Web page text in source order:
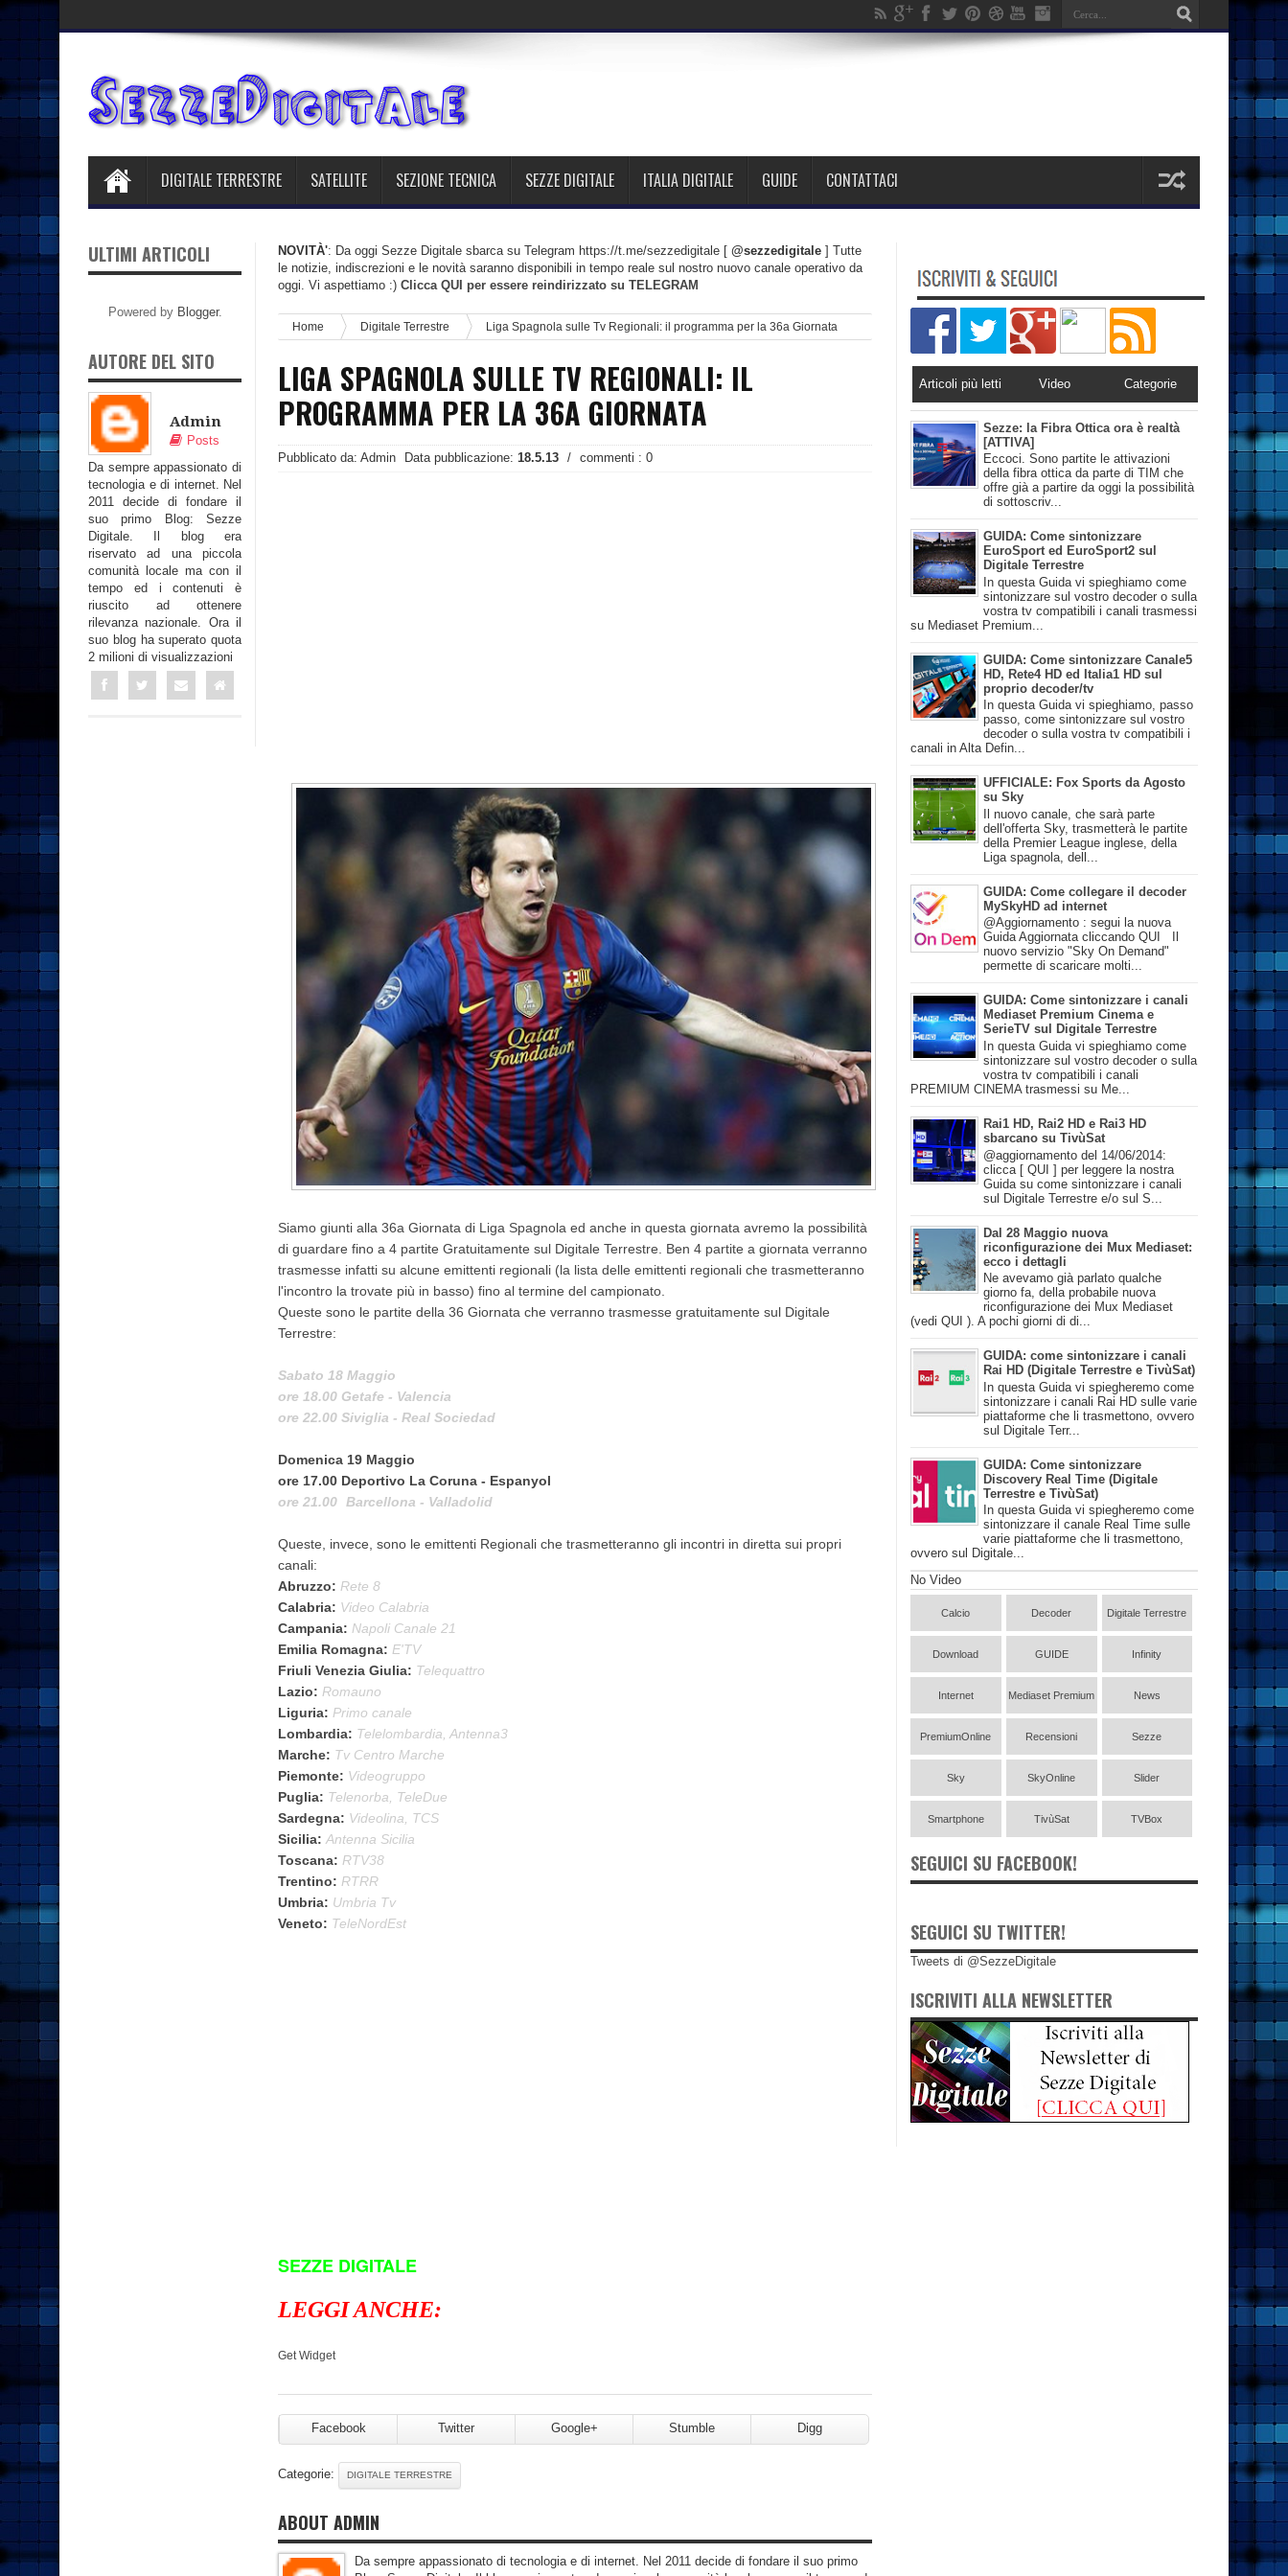
DIGITALE TERRESTRE SATELLITE SEZIONE TECNICA SEZZE DIGITALE ITALIA DIGITALE GUIDE CONTATTACI
ULTIMI ARTICOLI
Powered by Blogger.
AUTORE DEL SITO
Admin
Posts
Da sempre appassionato di
tecnologia e di internet. Nel
2011 decide di fondare il
suo primo Blog: Sezze
Digitale. Il blog era
riservato ad una piccola
comunità locale ma con il
tempo ed i contenuti è
riuscito ad ottenere
rilevanza nazionale. Ora il
suo blog ha superato quota
2 milioni di visualizzazioni
NOVITÀ': Da oggi Sezze Digitale sbarca su Telegram https://t.me/sezzedigitale [ @sezzedigitale ] Tutte
le notizie, indiscrezioni e le novità saranno disponibili in tempo reale sul nostro nuovo canale operativo da
oggi. Vi aspettiamo :) Clicca QUI per essere reindirizzato su TELEGRAM
Home Digitale Terrestre Liga Spagnola sulle Tv Regionali: il programma per la 36a Giornata
LIGA SPAGNOLA SULLE TV REGIONALI: IL
PROGRAMMA PER LA 36A GIORNATA
Pubblicato da: Admin Data pubblicazione: 18.5.13 / commenti : 0
Siamo giunti alla 36a Giornata di Liga Spagnola ed anche in questa giornata avremo la possibilità
di guardare fino a 4 partite Gratuitamente sul Digitale Terrestre. Ben 4 partite a giornata verranno
trasmesse infatti su alcune emittenti regionali (la lista delle emittenti regionali che trasmetteranno
l'incontro la trovate più in basso) fino al termine del campionato.
Queste sono le partite della 36 Giornata che verranno trasmesse gratuitamente sul Digitale
Terrestre:
Sabato 18 Maggio
ore 18.00 Getafe - Valencia
ore 22.00 Siviglia - Real Sociedad
Domenica 19 Maggio
ore 17.00 Deportivo La Coruna - Espanyol
ore 21.00 Barcellona - Valladolid
Queste, invece, sono le emittenti Regionali che trasmetteranno gli incontri in diretta sui propri
canali:
Abruzzo: Rete 8
Calabria: Video Calabria
Campania: Napoli Canale 21
Emilia Romagna: E'TV
Friuli Venezia Giulia: Telequattro
Lazio: Romauno
Liguria: Primo canale
Lombardia: Telelombardia, Antenna3
Marche: Tv Centro Marche
Piemonte: Videogruppo
Puglia: Telenorba, TeleDue
Sardegna: Videolina, TCS
Sicilia: Antenna Sicilia
Toscana: RTV38
Trentino: RTRR
Umbria: Umbria Tv
Veneto: TeleNordEst
SEZZE DIGITALE
LEGGI ANCHE:
Get Widget
Facebook Twitter Google+ Stumble Digg
Categorie: DIGITALE TERRESTRE
ABOUT ADMIN
Da sempre appassionato di tecnologia e di internet. Nel 2011 decide di fondare il suo primo
Articoli più letti Video Categorie
Sezze: la Fibra Ottica ora è realtà
[ATTIVA]
Eccoci. Sono partite le attivazioni
della fibra ottica da parte di TIM che
offre già a partire da oggi la possibilità
di sottoscriv...
GUIDA: Come sintonizzare
EuroSport ed EuroSport2 sul
Digitale Terrestre
In questa Guida vi spieghiamo come
sintonizzare sul vostro decoder o sulla
vostra tv compatibili i canali trasmessi
su Mediaset Premium...
GUIDA: Come sintonizzare Canale5
HD, Rete4 HD ed Italia1 HD sul
proprio decoder/tv
In questa Guida vi spieghiamo, passo
passo, come sintonizzare sul vostro
decoder o sulla vostra tv compatibili i
canali in Alta Defin...
UFFICIALE: Fox Sports da Agosto
su Sky
Il nuovo canale, che sarà parte
dell'offerta Sky, trasmetterà le partite
della Premier League inglese, della
Liga spagnola, dell...
GUIDA: Come collegare il decoder
MySkyHD ad internet
@Aggiornamento : segui la nuova
Guida Aggiornata cliccando QUI Il
nuovo servizio "Sky On Demand"
permette di scaricare molti...
GUIDA: Come sintonizzare i canali
Mediaset Premium Cinema e
SerieTV sul Digitale Terrestre
In questa Guida vi spieghiamo come
sintonizzare sul vostro decoder o sulla
vostra tv compatibili i canali
PREMIUM CINEMA trasmessi su Me...
Rai1 HD, Rai2 HD e Rai3 HD
sbarcano su TivùSat
@aggiornamento del 14/06/2014:
clicca [ QUI ] per leggere la nostra
Guida su come sintonizzare i canali
sul Digitale Terrestre e/o sul S...
Dal 28 Maggio nuova
riconfigurazione dei Mux Mediaset:
ecco i dettagli
Ne avevamo già parlato qualche
giorno fa, della probabile nuova
riconfigurazione dei Mux Mediaset
(vedi QUI ). A pochi giorni di di...
GUIDA: come sintonizzare i canali
Rai HD (Digitale Terrestre e TivùSat)
In questa Guida vi spiegheremo come
sintonizzare i canali Rai HD sulle varie
piattaforme che li trasmettono, ovvero
sul Digitale Terr...
GUIDA: Come sintonizzare
Discovery Real Time (Digitale
Terrestre e TivùSat)
In questa Guida vi spiegheremo come
sintonizzare il canale Real Time sulle
varie piattaforme che li trasmettono,
ovvero sul Digitale...
No Video
Calcio Decoder Digitale Terrestre
Download GUIDE Infinity
Internet Mediaset Premium News
PremiumOnline Recensioni Sezze
Sky SkyOnline Slider
Smartphone TivùSat TVBox
SEGUICI SU FACEBOOK!
SEGUICI SU TWITTER!
Tweets di @SezzeDigitale
ISCRIVITI ALLA NEWSLETTER